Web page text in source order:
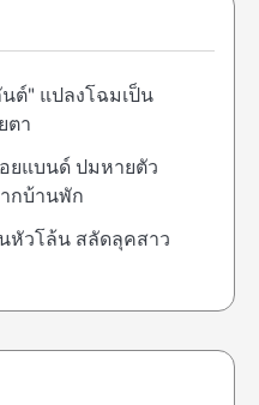
" แปลงโฉมเป็น
ตา
ยแบนด์ ปมหายตัว
กบ้านพัก
หัวโล้น สลัดลุคสาว